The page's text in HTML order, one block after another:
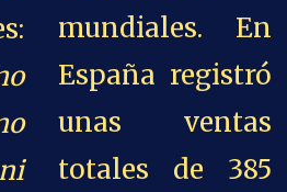
mundiales. En
España registró
unas ventas
totales de 385